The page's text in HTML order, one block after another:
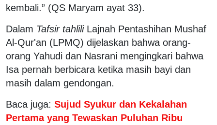
kembali.” (QS Maryam ayat 33).
Dalam Tafsir tahliliLajnah Pentashihan Mushaf
Al-Qur'an (LPMQ) dijelaskan bahwa orang-
orang Yahudi dan Nasrani mengingkari bahwa
Isa pernah berbicara ketika masih bayi dan
masih dalam gendongan.
Baca juga: Sujud Syukur dan Kekalahan
Pertama yang Tewaskan Puluhan Ribu